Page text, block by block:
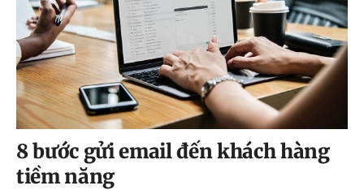
8 bước gửi email đến khách hàng
tiềm năng